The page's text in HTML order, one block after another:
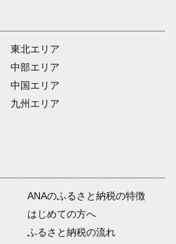
東北エリア
中部エリア
中国エリア
九州エリア
ANAのふるさと納税の特徴
はじめての方へ
ふるさと納税の流れ